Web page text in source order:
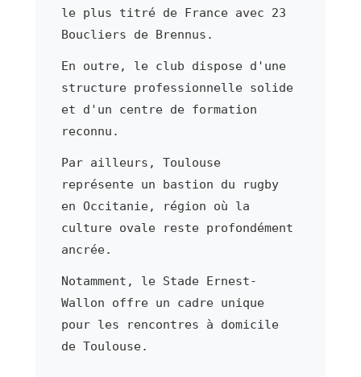
le plus titré de France avec 23
Boucliers de Brennus.
En outre, le club dispose d'une
structure professionnelle solide
et d'un centre de formation
reconnu.
Par ailleurs, Toulouse
représente un bastion du rugby
en Occitanie, région où la
culture ovale reste profondément
ancrée.
Notamment, le Stade Ernest-
Wallon offre un cadre unique
pour les rencontres à domicile
de Toulouse.